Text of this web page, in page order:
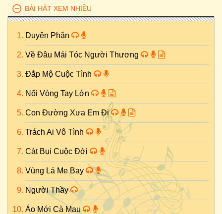
BÀI HÁT XEM NHIỀU
Duyên Phận
Về Đâu Mái Tóc Người Thương
Đắp Mộ Cuộc Tình
Nối Vòng Tay Lớn
Con Đường Xưa Em Đi
Trách Ai Vô Tình
Cát Bụi Cuộc Đời
Vùng Lá Me Bay
Người Thầy
Áo Mới Cà Mau